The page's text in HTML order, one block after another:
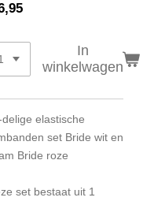
In
winkelwagen
delige elastische
set Bride wit en
Bride roze
set bestaat uit 1